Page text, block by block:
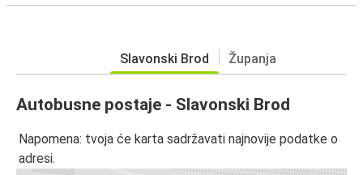
Slavonski Brod Županja
Autobusne postaje - Slavonski Brod
Napomena: tvoja će karta sadržavati najnovije podatke o
adresi.